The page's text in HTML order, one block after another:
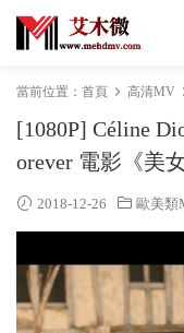
當前位置： 首頁 高清MV
[1080P] Céline
orever 電影《美
2018-12-26 歐美類